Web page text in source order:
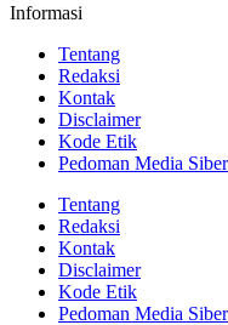
Informasi
Tentang
Redaksi
Kontak
Disclaimer
Kode Etik
Pedoman Media Siber
Tentang
Redaksi
Kontak
Disclaimer
Kode Etik
Pedoman Media Siber